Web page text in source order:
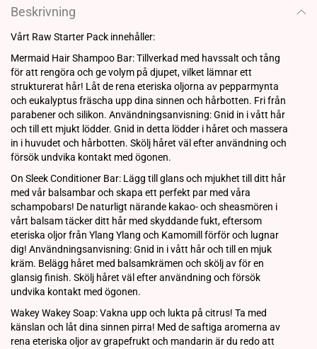
Beskrivning
Vårt Raw Starter Pack innehåller:
Mermaid Hair Shampoo Bar: Tillverkad med havssalt och tång
för att rengöra och ge volym på djupet, vilket lämnar ett
strukturerat hår! Låt de rena eteriska oljorna av pepparmynta
och eukalyptus fräscha upp dina sinnen och hårbotten. Fri från
parabener och silikon. Användningsanvisning: Gnid in i vått hår
och till ett mjukt lödder. Gnid in detta lödder i håret och massera
in i huvudet och hårbotten. Skölj håret väl efter användning och
försök undvika kontakt med ögonen.
On Sleek Conditioner Bar: Lägg till glans och mjukhet till ditt hår
med vår balsambar och skapa ett perfekt par med våra
schampobars! De naturligt närande kakao- och sheasmören i
vårt balsam täcker ditt hår med skyddande fukt, eftersom
eteriska oljor från Ylang Ylang och Kamomill förför och lugnar
dig! Användningsanvisning: Gnid in i vått hår och till en mjuk
kräm. Belägg håret med balsamkrämen och skölj av för en
glansig finish. Skölj håret väl efter användning och försök
undvika kontakt med ögonen.
Wakey Wakey Soap: Vakna upp och lukta på citrus! Ta med
känslan och låt dina sinnen pirra! Med de saftiga aromerna av
rena eteriska oljor av grapefrukt och mandarin är du redo att